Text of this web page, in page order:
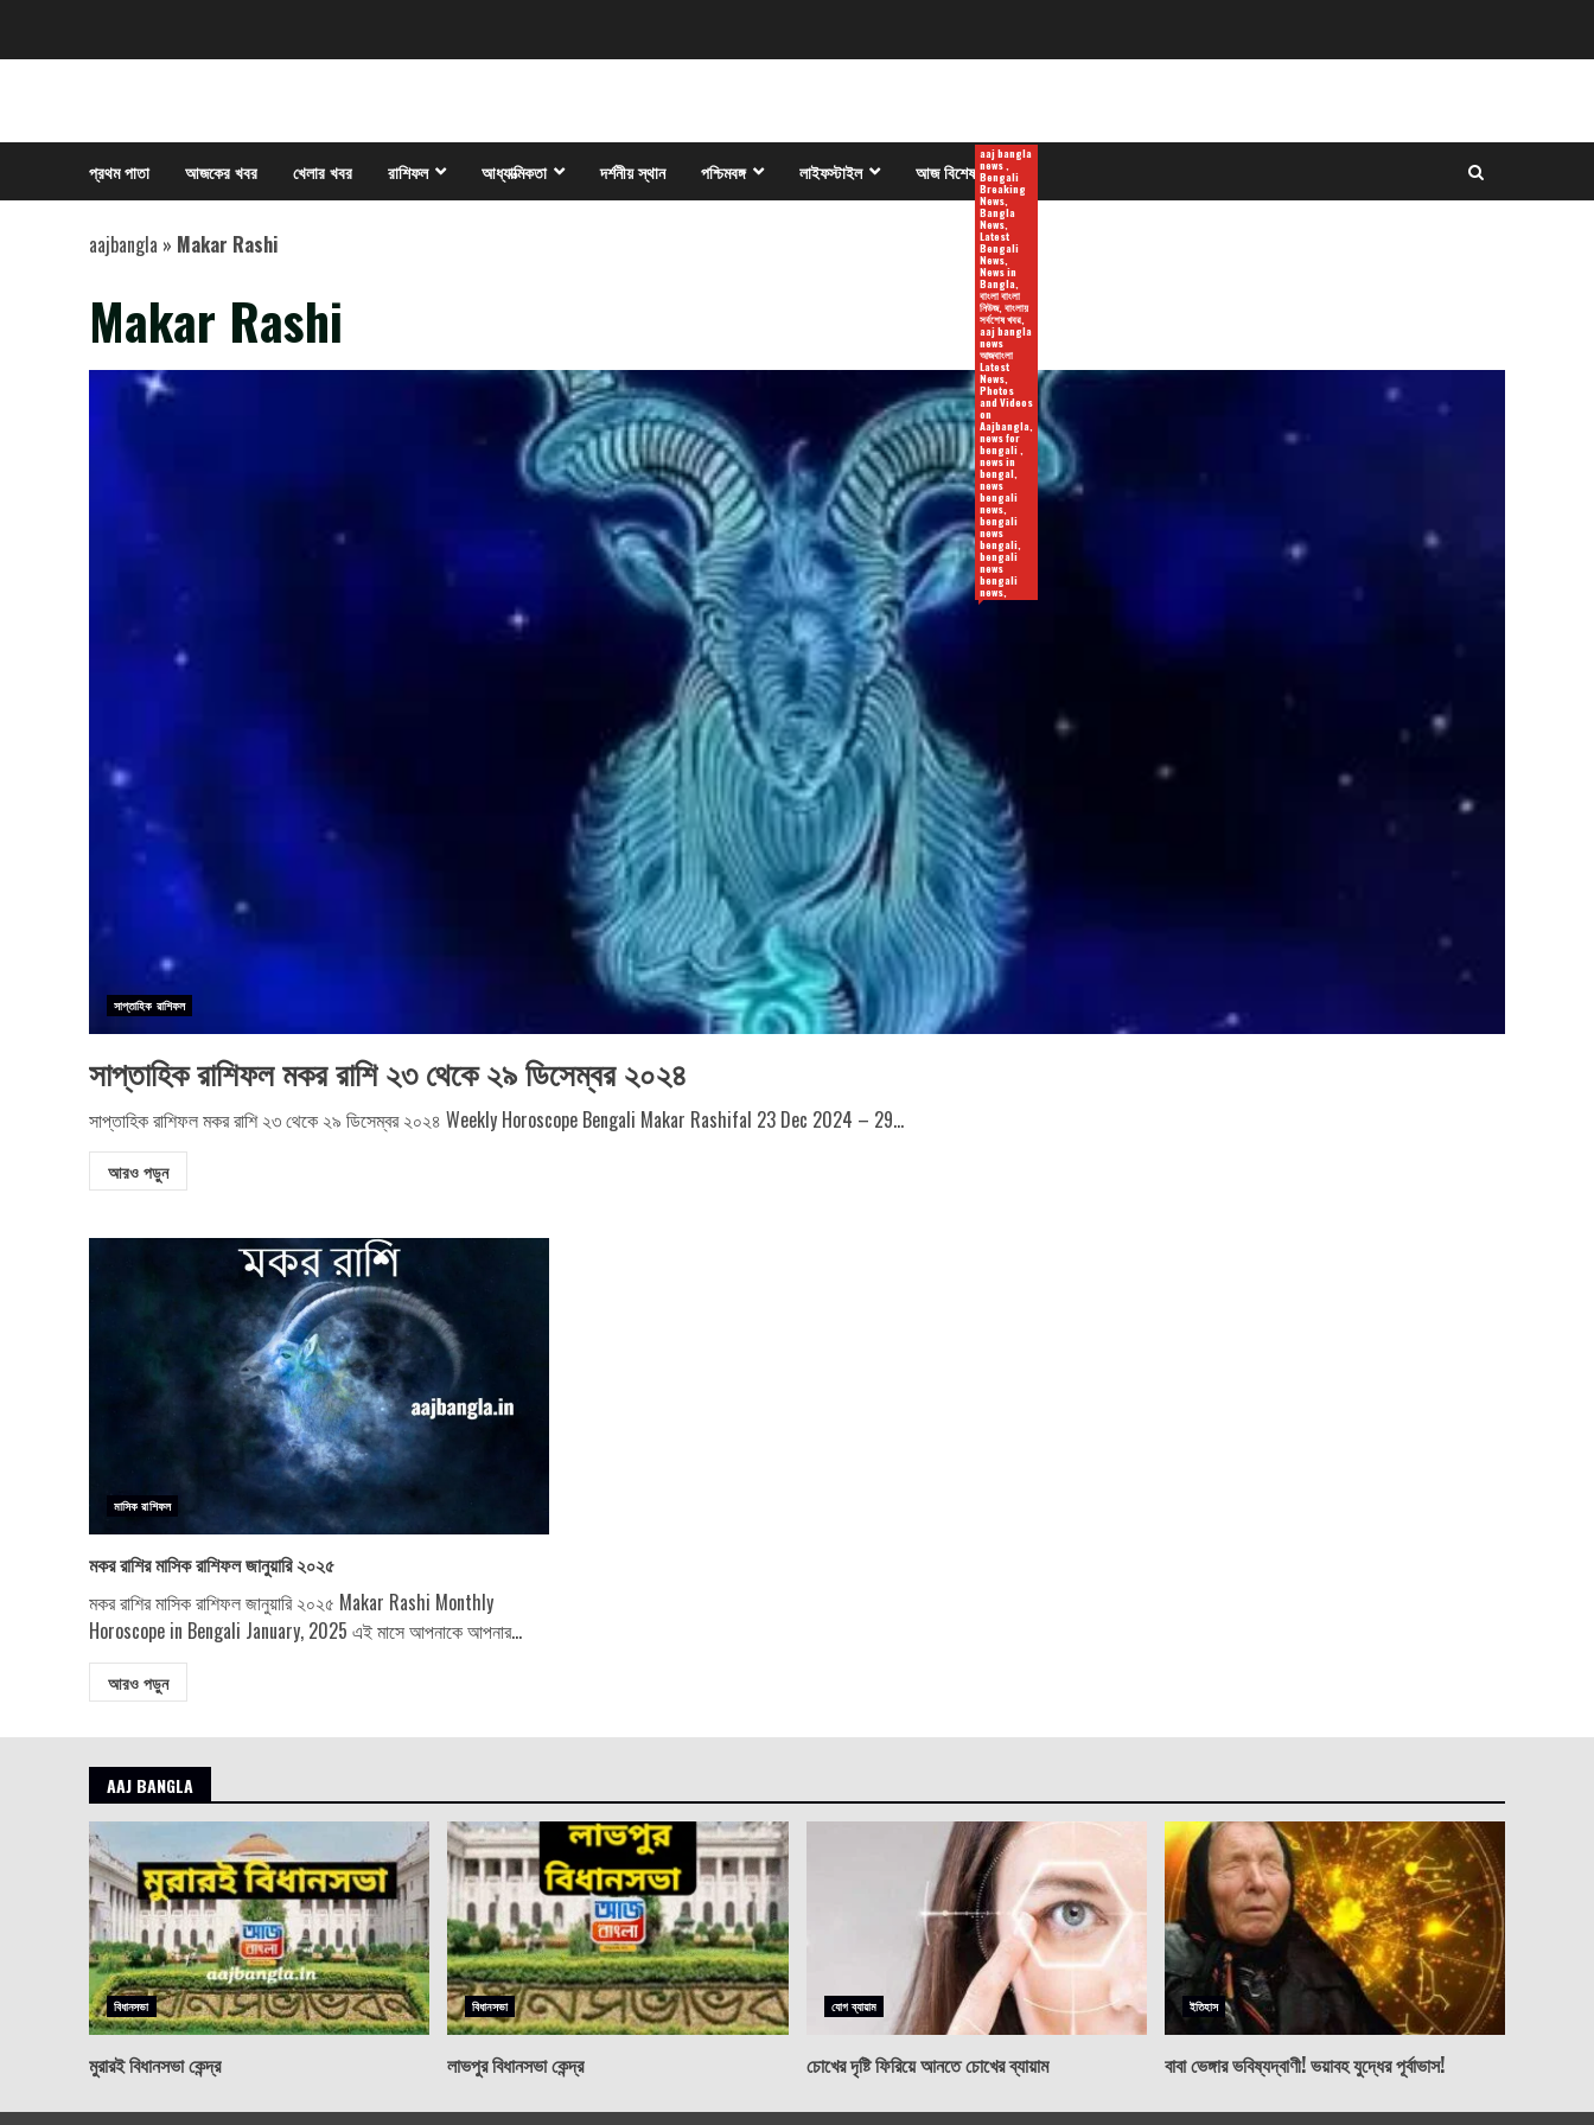
প্রথম পাতা আজকের খবর খেলার খবর রাশিফল আধ্যাত্মিকতা দর্শনীয় স্থান পশ্চিমবঙ্গ লাইফস্টাইল আজ বিশেষ
aaj bangla
news ,
Bengali
Breaking
News,
Bangla
News,
Latest
Bengali
News,
News in
Bangla,
বাংলা বাংলা
নিউজ, বাংলায়
সর্বশেষ খবর,
aaj bangla
news
আজবাংলা
Latest
News,
Photos
and Videos
on
Aajbangla,
news for
bengali ,
news in
bengal,
news
bengali
news,
bengali
news
bengali,
bengali
news
bengali
news,
aajbangla » Makar Rashi
Makar Rashi
সাপ্তাহিক রাশিফল
সাপ্তাহিক রাশিফল মকর রাশি ২৩ থেকে ২৯ ডিসেম্বর ২০২৪
সাপ্তাহিক রাশিফল মকর রাশি ২৩ থেকে ২৯ ডিসেম্বর ২০২৪ Weekly Horoscope Bengali Makar Rashifal 23 Dec 2024 – 29...
আরও পড়ুন
মাসিক রাশিফল
মকর রাশির মাসিক রাশিফল জানুয়ারি ২০২৫
মকর রাশির মাসিক রাশিফল জানুয়ারি ২০২৫ Makar Rashi Monthly
Horoscope in Bengali January, 2025 এই মাসে আপনাকে আপনার...
আরও পড়ুন
AAJ BANGLA
বিধানসভা
মুরারই বিধানসভা কেন্দ্র
বিধানসভা
লাভপুর বিধানসভা কেন্দ্র
যোগ ব্যায়াম
চোখের দৃষ্টি ফিরিয়ে আনতে চোখের ব্যায়াম
ইতিহাস
বাবা ভেঙ্গার ভবিষ্যদ্বাণী! ভয়াবহ যুদ্ধের পূর্বাভাস!